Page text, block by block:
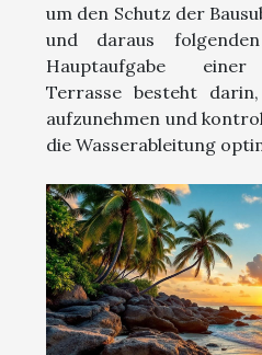
um den Schutz der
und daraus
Hauptaufgabe einer
Terrasse besteht
aufzunehmen und
die Wasserableitung